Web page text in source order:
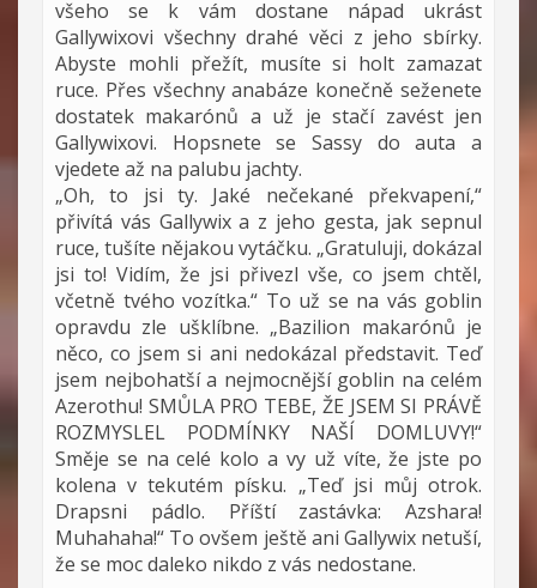
všeho se k vám dostane nápad ukrást
Gallywixovi všechny drahé věci z jeho sbírky.
Abyste mohli přežít, musíte si holt zamazat
ruce. Přes všechny anabáze konečně seženete
dostatek makarónů a už je stačí zavést jen
Gallywixovi. Hopsnete se Sassy do auta a
vjedete až na palubu jachty.
„Oh, to jsi ty. Jaké nečekané překvapení,“
přivítá vás Gallywix a z jeho gesta, jak sepnul
ruce, tušíte nějakou vytáčku. „Gratuluji, dokázal
jsi to! Vidím, že jsi přivezl vše, co jsem chtěl,
včetně tvého vozítka.“ To už se na vás goblin
opravdu zle ušklíbne. „Bazilion makarónů je
něco, co jsem si ani nedokázal představit. Teď
jsem nejbohatší a nejmocnější goblin na celém
Azerothu! SMŮLA PRO TEBE, ŽE JSEM SI PRÁVĚ
ROZMYSLEL PODMÍNKY NAŠÍ DOMLUVY!“
Směje se na celé kolo a vy už víte, že jste po
kolena v tekutém písku. „Teď jsi můj otrok.
Drapsni pádlo. Příští zastávka: Azshara!
Muhahaha!“ To ovšem ještě ani Gallywix netuší,
že se moc daleko nikdo z vás nedostane.